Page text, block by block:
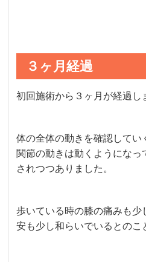
３ヶ月経過
初回施術から３ヶ月が経過し
体の全体の動きを確認してい
関節の動きは動くようにな
されつつありました。
歩いている時の膝の痛みも少
安も少し和らいでいるとのこ